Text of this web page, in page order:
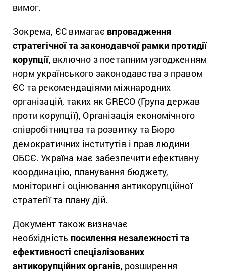
вимог.
Зокрема, ЄС вимагає впровадження
стратегічної та законодавчої рамки протидії
корупції, включно з поетапним узгодженням
норм українського законодавства з правом
ЄС та рекомендаціями міжнародних
організацій, таких як GRECO (Група держав
проти корупції), Організація економічного
співробітництва та розвитку та Бюро
демократичних інститутів і прав людини
ОБСЄ. Україна має забезпечити ефективну
координацію, планування бюджету,
моніторинг і оцінювання антикорупційної
стратегії та плану дій.
Документ також визначає
необхідність посилення незалежності та
ефективності спеціалізованих
антикорупційних органів, розширення